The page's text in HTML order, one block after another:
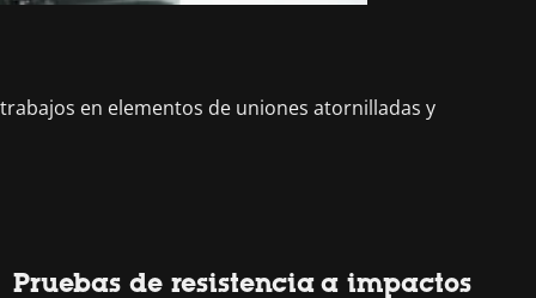
en elementos de uniones atornilladas y
Pruebas de resistencia a impactos